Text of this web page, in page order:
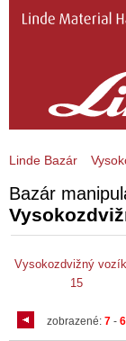
Bazár
Vysokozdvižný
15
zobrazené: 7-
Linde Bazár